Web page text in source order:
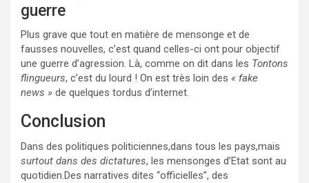
guerre
Plus grave que tout en matière de mensonge et de
fausses nouvelles, c’est quand celles-ci ont pour objectif
une guerre d’agression. Là, comme on dit dans les Tontons
flingueurs, c’est du lourd ! On est très loin des « fake
news » de quelques tordus d’internet.
Conclusion
Dans des politiques politiciennes,dans tous les pays,mais
surtout dans des dictatures, les mensonges d’Etat sont au
quotidien.Des narratives dites “officielles”, des